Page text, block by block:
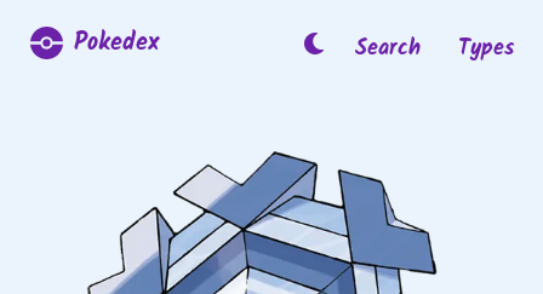
Pokedex Search Types